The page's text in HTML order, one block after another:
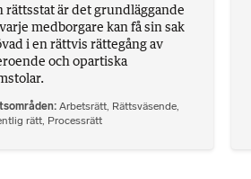
rättsstat är det grundläggande
medborgare kan få sin sak
i en rättvis rättegång av
och opartiska
Arbetsrätt, Rättsväsende,
rätt, Processrätt